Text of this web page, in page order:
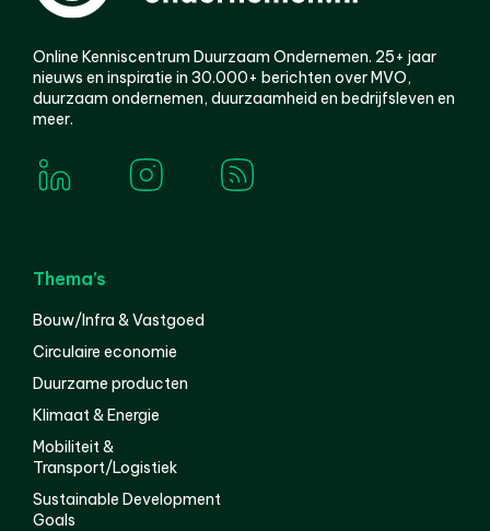
Online Kenniscentrum Duurzaam Ondernemen. 25+ jaar
nieuws en inspiratie in 30.000+ berichten over MVO,
duurzaam ondernemen, duurzaamheid en bedrijfsleven en
meer.
Thema’s
Bouw/Infra & Vastgoed
Circulaire economie
Duurzame producten
Klimaat & Energie
Mobiliteit &
Transport/Logistiek
Sustainable Development
Goals